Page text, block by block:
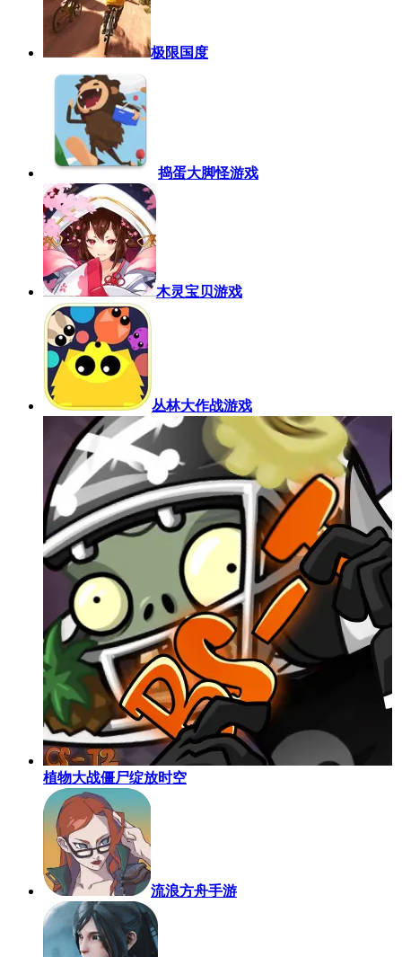
极限国度
捣蛋大脚怪游戏
木灵宝贝游戏
丛林大作战游戏
植物大战僵尸绽放时空
流浪方舟手游